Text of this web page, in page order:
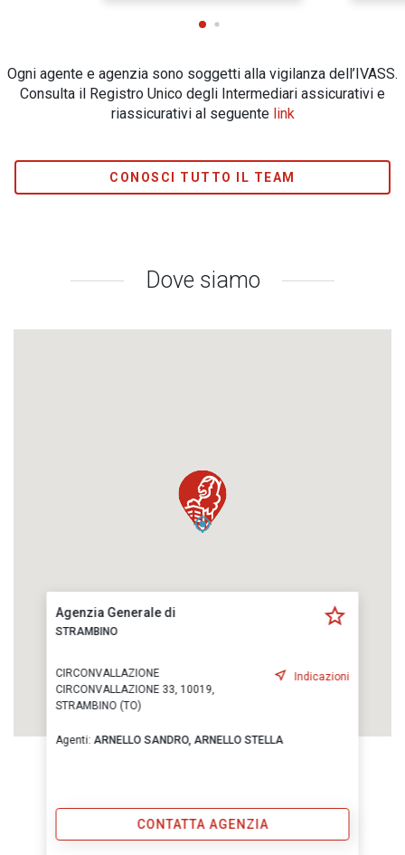
Ogni agente e agenzia sono soggetti alla vigilanza dell’IVASS.
Consulta il Registro Unico degli Intermediari assicurativi e
riassicurativi al seguente link
CONOSCI TUTTO IL TEAM
Dove siamo
Agenzia Generale di
STRAMBINO
CIRCONVALLAZIONE
CIRCONVALLAZIONE 33, 10019,
STRAMBINO (TO)
Indicazioni
Agenti:ARNELLO SANDRO,ARNELLO STELLA
CONTATTA AGENZIA